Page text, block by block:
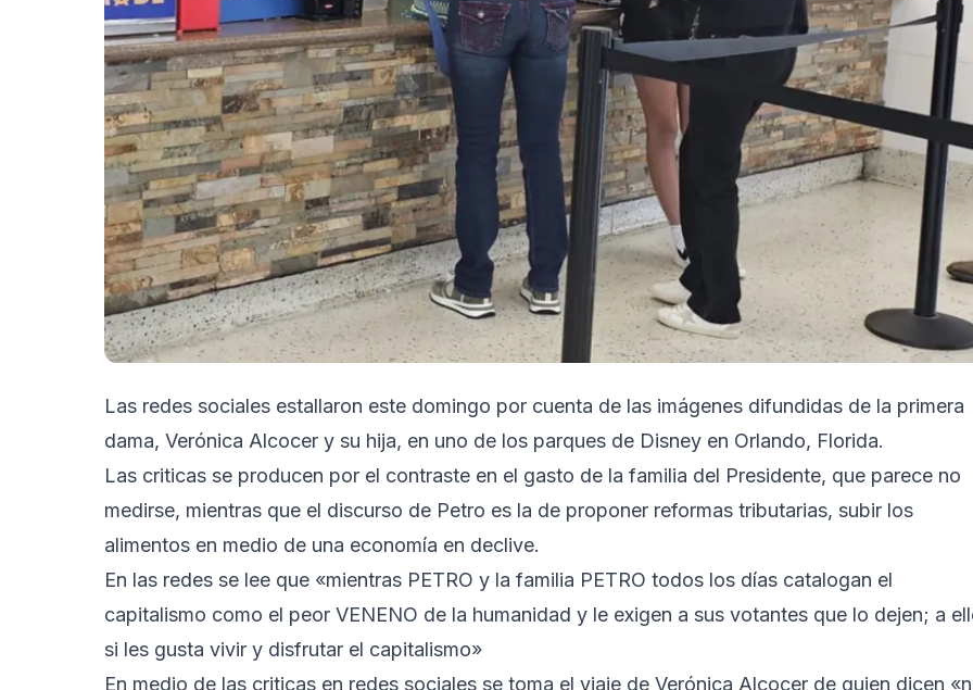
Las redes sociales estallaron este domingo por cuenta de las imágenes difundidas de la primera
dama, Verónica Alcocer y su hija, en uno de los parques de Disney en Orlando, Florida.
Las criticas se producen por el contraste en el gasto de la familia del Presidente, que parece no
medirse, mientras que el discurso de Petro es la de proponer reformas tributarias, subir los
alimentos en medio de una economía en declive.
En las redes se lee que «mientras PETRO y la familia PETRO todos los días catalogan el
capitalismo como el peor VENENO de la humanidad y le exigen a sus votantes que lo dejen; a
si les gusta vivir y disfrutar el capitalismo»
En medio de las criticas en redes sociales se toma el viaje de Verónica Alcocer de quien dicen